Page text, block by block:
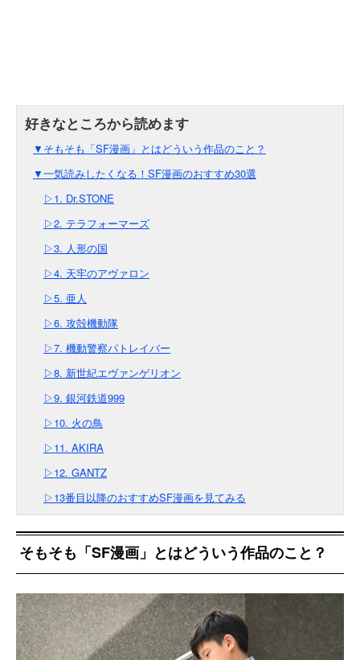
▼そもそも「SF漫画」とはどういう作品のこと？
▼一気読みしたくなる！SF漫画のおすすめ30選
▷1. Dr.STONE
▷2. テラフォーマーズ
▷3. 人形の国
▷4. 天牢のアヴァロン
▷5. 亜人
▷6. 攻殻機動隊
▷7. 機動警察パトレイバー
▷8. 新世紀エヴァンゲリオン
▷9. 銀河鉄道999
▷10. 火の鳥
▷11. AKIRA
▷12. GANTZ
▷13番目以降のおすすめSF漫画を見てみる
そもそも「SF漫画」とはどういう作品のこと？